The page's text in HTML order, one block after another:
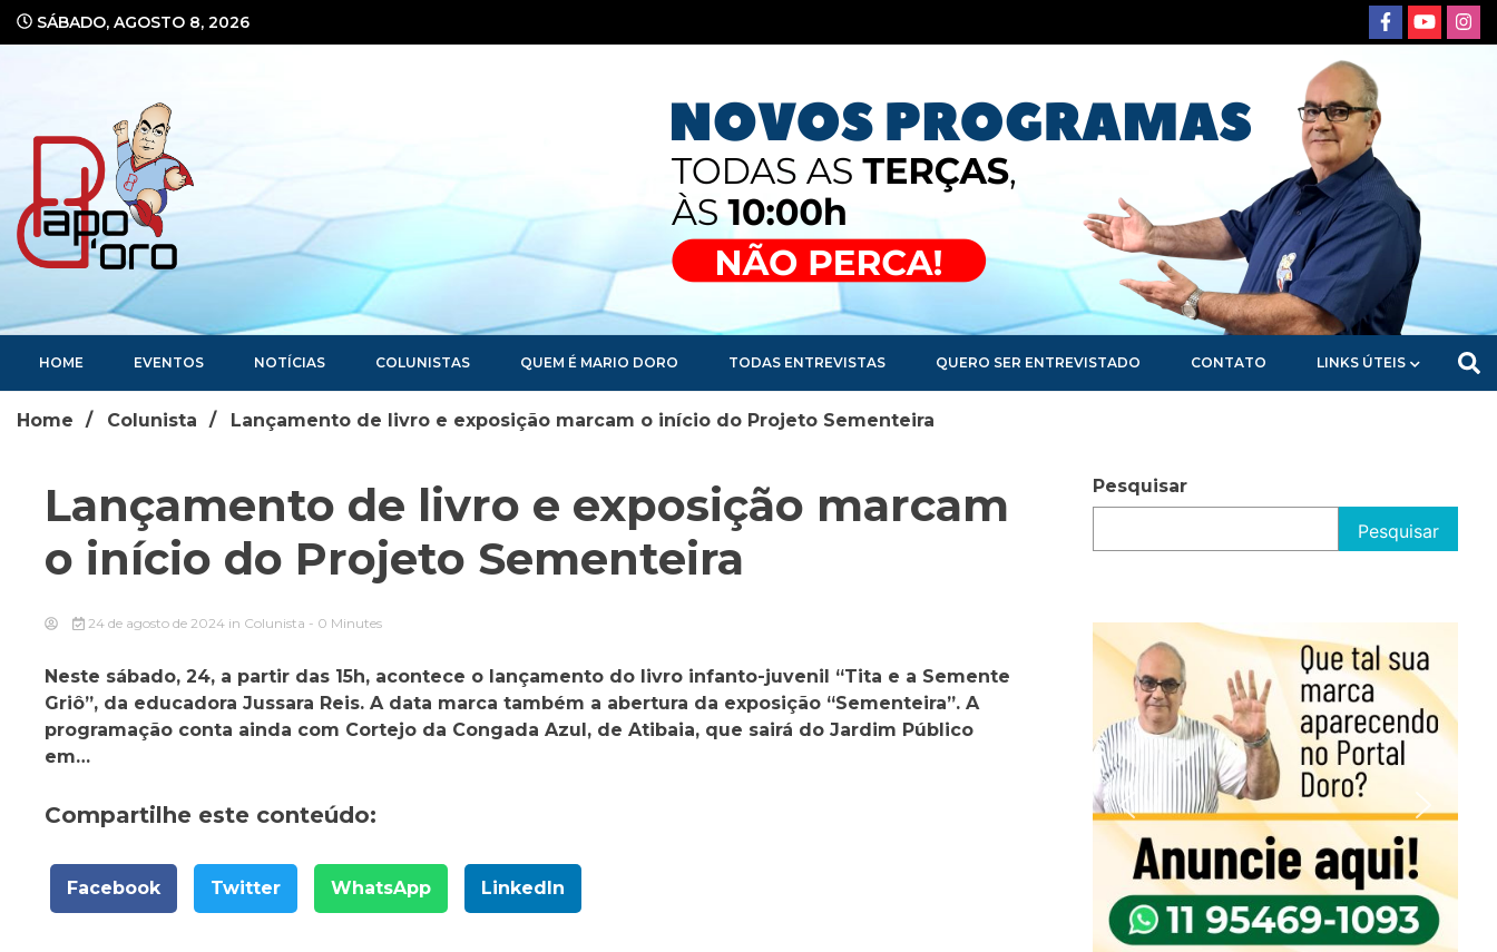
SÁBADO, AGOSTO 8, 2026
Portal de Notícias
HOME EVENTOS NOTÍCIAS COLUNISTAS QUEM É MARIO DORO TODAS ENTREVISTAS QUERO SER ENTREVISTADO CONTATO LINKS ÚTEIS
Home Colunista Lançamento de livro e exposição marcam o início do Projeto Sementeira
Lançamento de livro e exposição marcam
o início do Projeto Sementeira
24 de agosto de 2024 in Colunista - 0 Minutes
Neste sábado, 24, a partir das 15h, acontece o lançamento do livro infanto-juvenil “Tita e a Semente
Griô”, da educadora Jussara Reis. A data marca também a abertura da exposição “Sementeira”. A
programação conta ainda com Cortejo da Congada Azul, de Atibaia, que sairá do Jardim Público
em…
Compartilhe este conteúdo:
Facebook Twitter WhatsApp LinkedIn
Pesquisar
Pesquisar